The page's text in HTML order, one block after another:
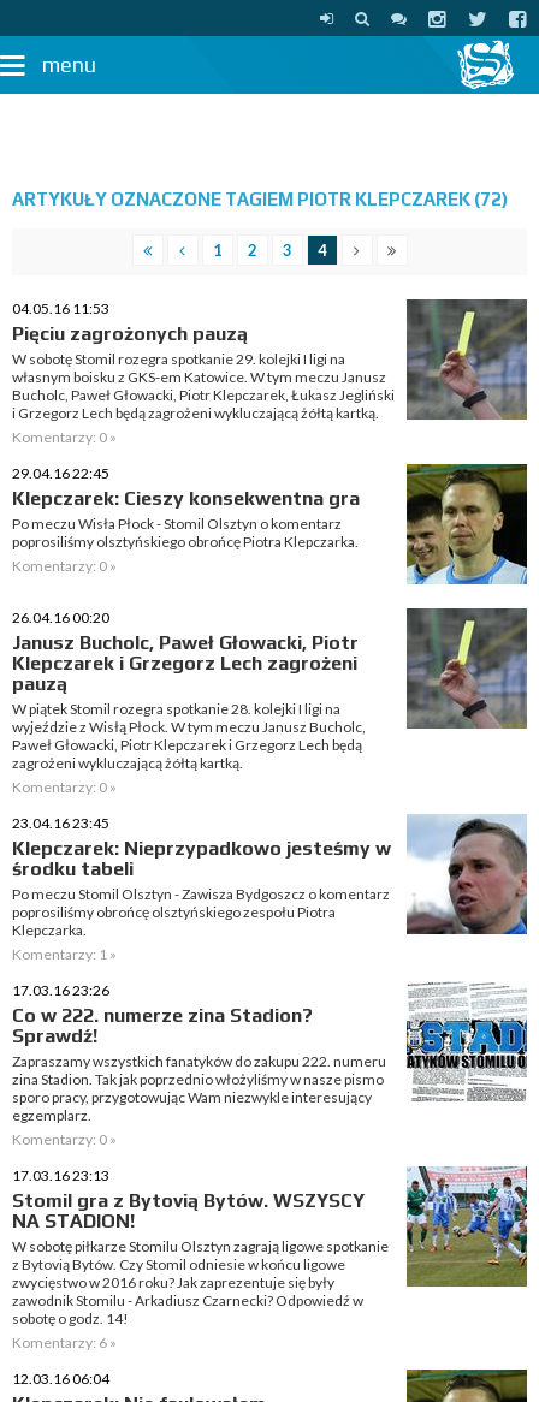
menu
ARTYKUŁY OZNACZONE TAGIEM PIOTR KLEPCZAREK (72)
1 2 3 4
04.05.16 11:53
Pięciu zagrożonych pauzą
W sobotę Stomil rozegra spotkanie 29. kolejki I ligi na
własnym boisku z GKS-em Katowice. W tym meczu Janusz
Bucholc, Paweł Głowacki, Piotr Klepczarek, Łukasz Jegliński
i Grzegorz Lech będą zagrożeni wykluczającą żółtą kartką.
Komentarzy: 0 »
29.04.16 22:45
Klepczarek: Cieszy konsekwentna gra
Po meczu Wisła Płock - Stomil Olsztyn o komentarz
poprosiliśmy olsztyńskiego obrońcę Piotra Klepczarka.
Komentarzy: 0 »
26.04.16 00:20
Janusz Bucholc, Paweł Głowacki, Piotr
Klepczarek i Grzegorz Lech zagrożeni
pauzą
W piątek Stomil rozegra spotkanie 28. kolejki I ligi na
wyjeździe z Wisłą Płock. W tym meczu Janusz Bucholc,
Paweł Głowacki, Piotr Klepczarek i Grzegorz Lech będą
zagrożeni wykluczającą żółtą kartką.
Komentarzy: 0 »
23.04.16 23:45
Klepczarek: Nieprzypadkowo jesteśmy w
środku tabeli
Po meczu Stomil Olsztyn - Zawisza Bydgoszcz o komentarz
poprosiliśmy obrońcę olsztyńskiego zespołu Piotra
Klepczarka.
Komentarzy: 1 »
17.03.16 23:26
Co w 222. numerze zina Stadion?
Sprawdź!
Zapraszamy wszystkich fanatyków do zakupu 222. numeru
zina Stadion. Tak jak poprzednio włożyliśmy w nasze pismo
sporo pracy, przygotowując Wam niezwykle interesujący
egzemplarz.
Komentarzy: 0 »
17.03.16 23:13
Stomil gra z Bytovią Bytów. WSZYSCY
NA STADION!
W sobotę piłkarze Stomilu Olsztyn zagrają ligowe spotkanie
z Bytovią Bytów. Czy Stomil odniesie w końcu ligowe
zwycięstwo w 2016 roku? Jak zaprezentuje się były
zawodnik Stomilu - Arkadiusz Czarnecki? Odpowiedź w
sobotę o godz. 14!
Komentarzy: 6 »
12.03.16 06:04